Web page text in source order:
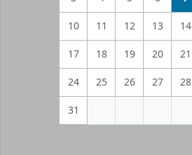
10 11 12 13 14
17 18 19 20 21
24 25 26 27 28
31